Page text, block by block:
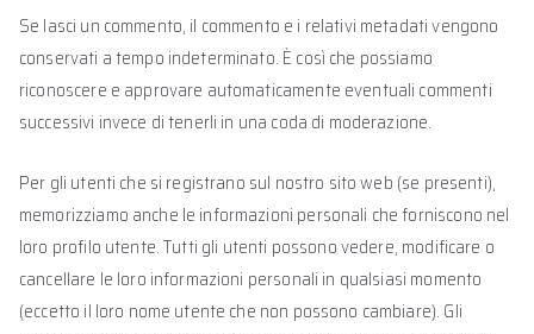
Se lasci un commento, il commento e i relativi metadati vengono
conservati a tempo indeterminato. È così che possiamo
riconoscere e approvare automaticamente eventuali commenti
successivi invece di tenerli in una coda di moderazione.
Per gli utenti che si registrano sul nostro sito web (se presenti),
memorizziamo anche le informazioni personali che forniscono nel
loro profilo utente. Tutti gli utenti possono vedere, modificare o
cancellare le loro informazioni personali in qualsiasi momento
(eccetto il loro nome utente che non possono cambiare). Gli